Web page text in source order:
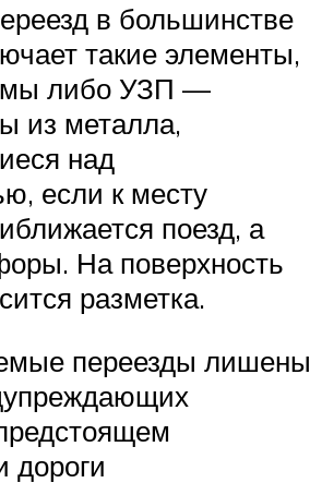
в большинстве
такие элементы,
либо УЗП —
из металла,
над
если к месту
поезд, а
На поверхность
разметка.
переезды лишены
дороги